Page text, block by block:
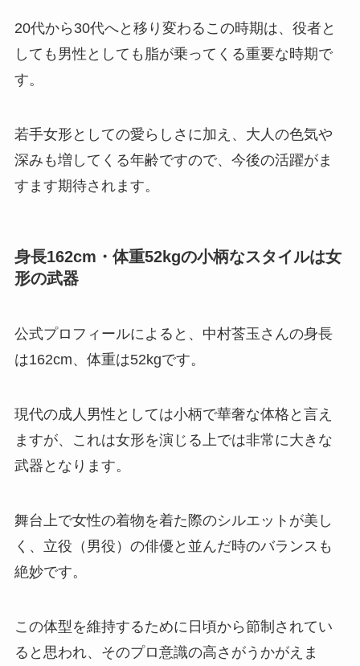
20代から30代へと移り変わるこの時期は、役者と
しても男性としても脂が乗ってくる重要な時期で
す。
若手女形としての愛らしさに加え、大人の色気や
深みも増してくる年齢ですので、今後の活躍がま
すます期待されます。
身長162cm・体重52kgの小柄なスタイルは女
形の武器
公式プロフィールによると、中村莟玉さんの身長
は162cm、体重は52kgです。
現代の成人男性としては小柄で華奢な体格と言え
ますが、これは女形を演じる上では非常に大きな
武器となります。
舞台上で女性の着物を着た際のシルエットが美し
く、立役（男役）の俳優と並んだ時のバランスも
絶妙です。
この体型を維持するために日頃から節制されてい
ると思われ、そのプロ意識の高さがうかがえま